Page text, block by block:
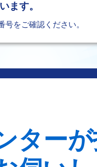
ます。
をご確認ください。
ター